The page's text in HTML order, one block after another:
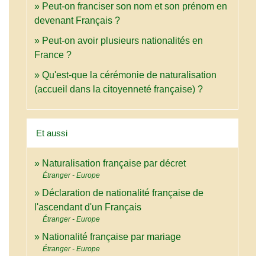
Peut-on franciser son nom et son prénom en
devenant Français ?
Peut-on avoir plusieurs nationalités en
France ?
Qu'est-que la cérémonie de naturalisation
(accueil dans la citoyenneté française) ?
Et aussi
Naturalisation française par décret
Étranger - Europe
Déclaration de nationalité française de
l'ascendant d'un Français
Étranger - Europe
Nationalité française par mariage
Étranger - Europe